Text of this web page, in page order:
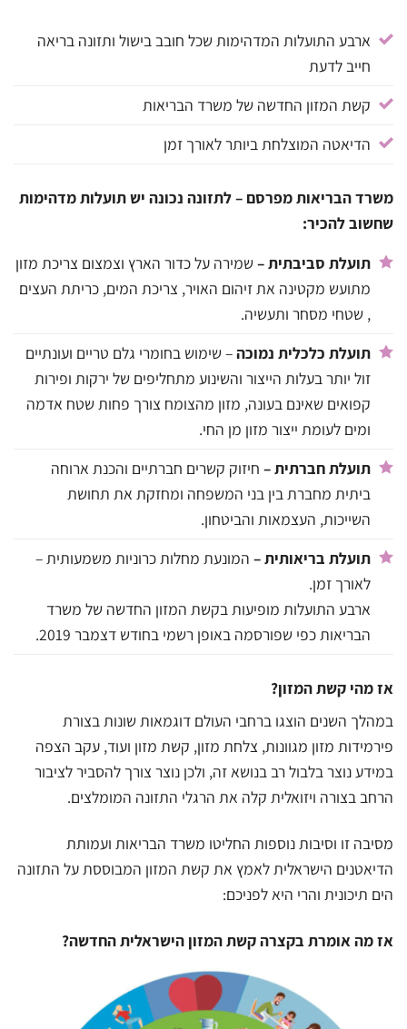
ארבע התועלות המדהימות שכל חובב בישול ותזונה בריאה
חייב לדעת
קשת המזון החדשה של משרד הבריאות
הדיאטה המוצלחת ביותר לאורך זמן
משרד הבריאות מפרסם – לתזונה נכונה יש תועלות מדהימות
שחשוב להכיר:
תועלת סביבתית –שמירה על כדור הארץ וצמצום צריכת מזון
מתועש מקטינה את זיהום האויר, צריכת המים, כריתת העצים
, שטחי מסחר ותעשיה.
תועלת כלכלית נמוכה– שימוש בחומרי גלם טריים ועונתיים
זול יותר בעלות הייצור והשינוע מתחליפים של ירקות ופירות
קפואים שאינם בעונה, מזון מהצומח צורך פחות שטח אדמה
ומים לעומת ייצור מזון מן החי.
תועלת חברתית – חיזוק קשרים חברתיים והכנת ארוחה
ביתית מחברת בין בני המשפחה ומחזקת את תחושת
השייכות, העצמאות והביטחון.
תועלת בריאותית – המונעת מחלות כרוניות משמעותית –
לאורך זמן.
ארבע התועלות מופיעות בקשת המזון החדשה של משרד
הבריאות כפי שפורסמה באופן רשמי בחודש דצמבר 2019.
אז מהי קשת המזון?
במהלך השנים הוצגו ברחבי העולם דוגמאות שונות בצורת
פירמידות מזון מגוונות, צלחת מזון, קשת מזון ועוד, עקב הצפה
במידע נוצר בלבול רב בנושא זה, ולכן נוצר צורך להסביר לציבור
הרחב בצורה ויזואלית קלה את הרגלי התזונה המומלצים.
מסיבה זו וסיבות נוספות החליטו משרד הבריאות ועמותת
הדיאטנים הישראלית לאמץ את קשת המזון המבוססת על התזונה
הים תיכונית והרי היא לפניכם:
אז מה אומרת בקצרה קשת המזון הישראלית החדשה?